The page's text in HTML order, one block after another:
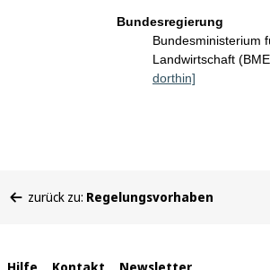
Bundesregierung
Bundesministerium
Landwirtschaft
dorthin]
befinden
zurück zu: Regelungsvorhaben